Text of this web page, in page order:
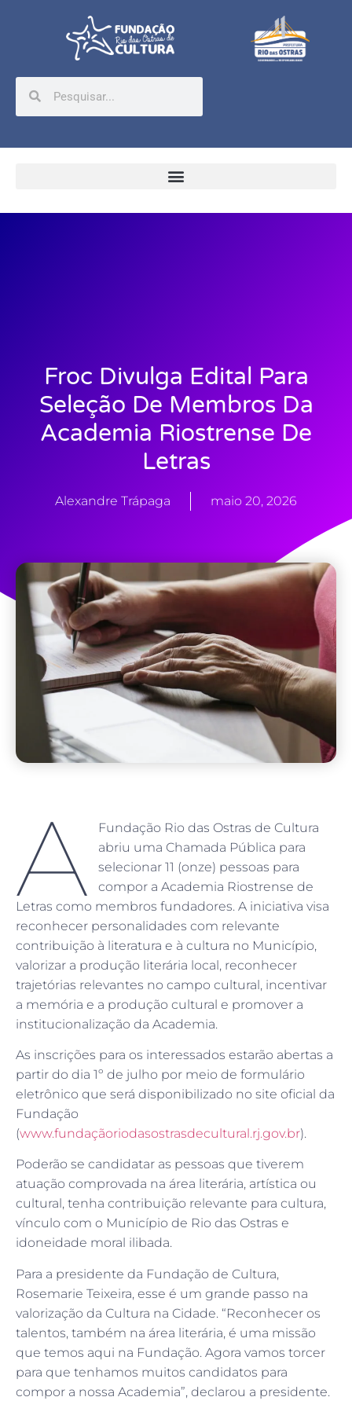
Froc Divulga Edital Para
Seleção De Membros Da
Academia Riostrense De
Letras
Alexandre Trápaga maio 20, 2026
A
Fundação Rio das Ostras de Cultura
abriu uma Chamada Pública para
selecionar 11 (onze) pessoas para
compor a Academia Riostrense de
Letras como membros fundadores. A iniciativa visa
reconhecer personalidades com relevante
contribuição à literatura e à cultura no Município,
valorizar a produção literária local, reconhecer
trajetórias relevantes no campo cultural, incentivar
a memória e a produção cultural e promover a
institucionalização da Academia.
As inscrições para os interessados estarão abertas a
partir do dia 1º de julho por meio de formulário
eletrônico que será disponibilizado no site oficial da
Fundação
(www.fundaçãoriodasostrasdecultural.rj.gov.br).
Poderão se candidatar as pessoas que tiverem
atuação comprovada na área literária, artística ou
cultural, tenha contribuição relevante para cultura,
vínculo com o Município de Rio das Ostras e
idoneidade moral ilibada.
Para a presidente da Fundação de Cultura,
Rosemarie Teixeira, esse é um grande passo na
valorização da Cultura na Cidade. “Reconhecer os
talentos, também na área literária, é uma missão
que temos aqui na Fundação. Agora vamos torcer
para que tenhamos muitos candidatos para
compor a nossa Academia”, declarou a presidente.